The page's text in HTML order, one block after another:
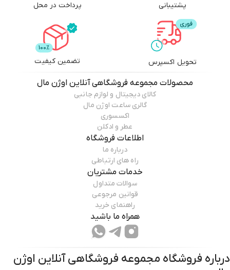
پشتیبانی پرداخت در محل
تحویل اکسپرس تضمین کیفیت
محصولات مجموعه فروشگاهی آنلاین اوژن مال
کالای دیجیتال و لوازم جانبی
گالری ساعت اوژن مال
اکسسوری
عطر و ادکلن
اطلاعات فروشگاه
درباره ما
راه های ارتباطی
خدمات مشتریان
سوالات متداول
قوانین مرجوعی
راهنمای خرید
همراه ما باشید
درباره فروشگاه مجموعه فروشگاهی آنلاین اوژن